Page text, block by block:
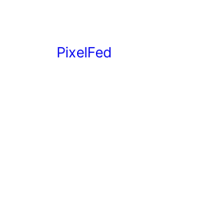
PixelFed